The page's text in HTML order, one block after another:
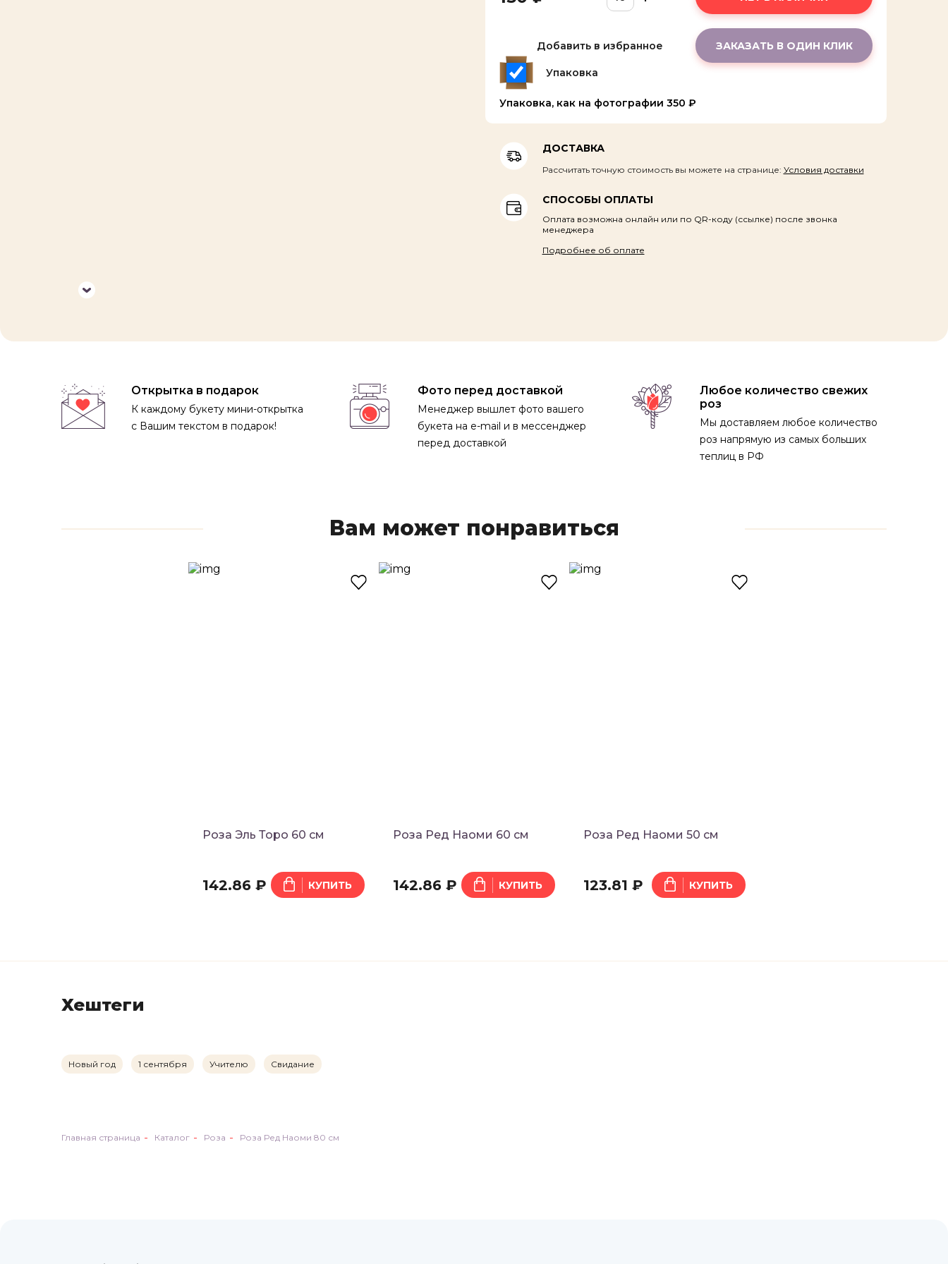
Добавить в избранное ЗАКАЗАТЬ В ОДИН КЛИК
Упаковка
Упаковка, как на фотографии 350 ₽
ДОСТАВКА
Рассчитать точную стоимость вы можете на странице: Условия доставки
СПОСОБЫ ОПЛАТЫ
Оплата возможна онлайн или по QR-коду (ссылке) после звонка
менеджера
Подробнее об оплате
Открытка в подарок
К каждому букету мини-открытка
с Вашим текстом в подарок!
Фото перед доставкой
Менеджер вышлет фото вашего
букета на e-mail и в мессенджер
перед доставкой
Любое количество свежих
роз
Мы доставляем любое количество
роз напрямую из самых больших
теплиц в РФ
Вам может понравиться
Роза Эль Торо 60 см
142.86 ₽ КУПИТЬ
Роза Ред Наоми 60 см
142.86 ₽ КУПИТЬ
Роза Ред Наоми 50 см
123.81 ₽ КУПИТЬ
Хештеги
Новый год 1 сентября Учителю Свидание
Главная страница Каталог Роза Роза Ред Наоми 80 см
Оставить заявку
Телефон
E-mail
Спасибо за Вашу заявку!